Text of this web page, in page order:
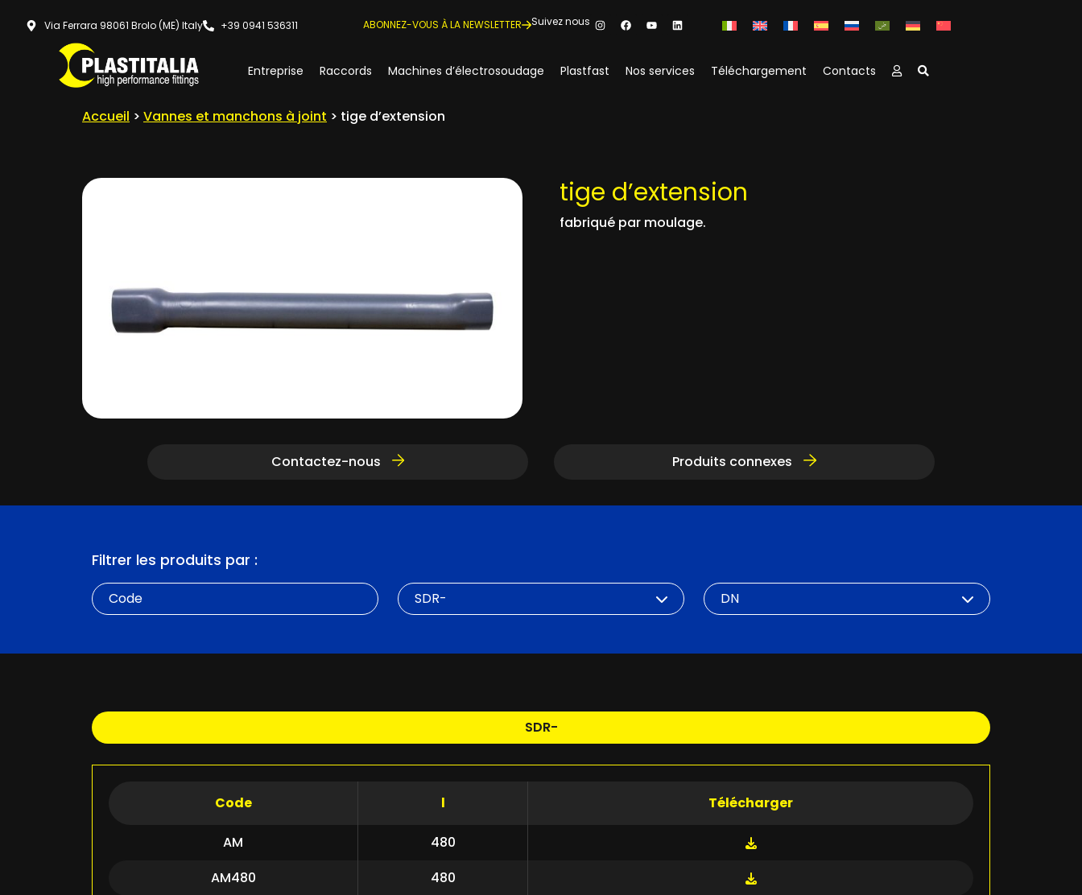
Via Ferrara 98061 Brolo (ME) Italy +39 0941 536311 ABONNEZ-VOUS À LA NEWSLETTER Suivez nous
Entreprise Raccords Machines d’électrosoudage Plastfast Nos services Téléchargement Contacts
Accueil > Vannes et manchons à joint > tige d’extension
tige d’extension
fabriqué par moulage.
Contactez-nous Produits connexes
Filtrer les produits par :
Code SDR DN
SDR-
Code l Télécharger
AM
480
AM480
480